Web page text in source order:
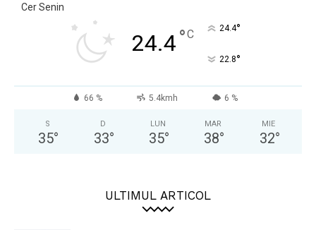
Cer Senin
24.4°C 24.4°
22.8°
66 % 5.4kmh 6 %
S
35°
D
33°
LUN
35°
MAR
38°
MIE
32°
ULTIMUL ARTICOL